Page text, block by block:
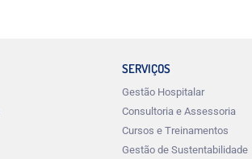
SERVIÇOS
Gestão Hospitalar
Consultoria e Assessoria
Cursos e Treinamentos
Gestão de Sustentabilidade